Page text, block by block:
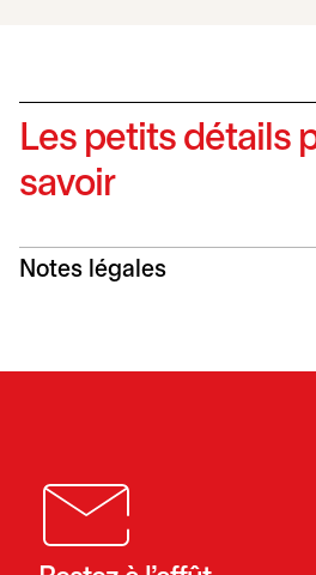
Les petits détails
savoir
Notes légales